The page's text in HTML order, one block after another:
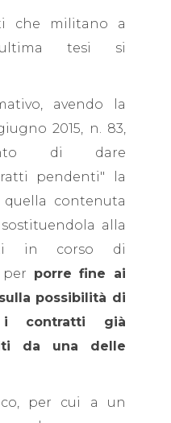
che militano a
tesi si
avendo la
2015, n. 83,
di dare
pendenti" la
quella contenuta
alla
in corso di
per porre fine ai
possibilità di
i contratti già
da una delle
per cui a un